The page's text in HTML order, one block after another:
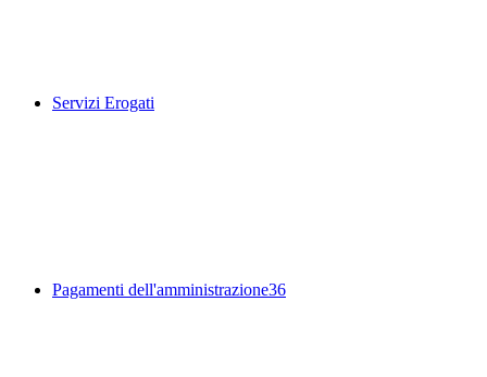
Servizi Erogati
Pagamenti dell'amministrazione36